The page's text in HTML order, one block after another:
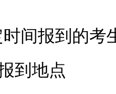
报到的考
地点